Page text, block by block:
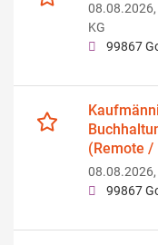
08.08.2026,
KG
99867
(Remote
08.08.2026,
99867